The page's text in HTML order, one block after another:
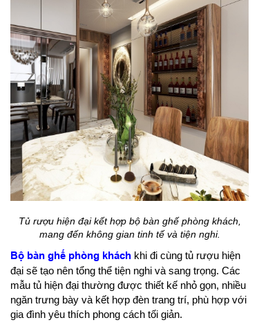
Tủ rượu hiện đại kết hợp bộ bàn ghế phòng khách,
mang đến không gian tinh tế và tiện nghi.
Bộ bàn ghế phòng khách khi đi cùng tủ rượu hiện
đại sẽ tạo nên tổng thể tiện nghi và sang trọng. Các
mẫu tủ hiện đại thường được thiết kế nhỏ gọn, nhiều
ngăn trưng bày và kết hợp đèn trang trí, phù hợp với
gia đình yêu thích phong cách tối giản.